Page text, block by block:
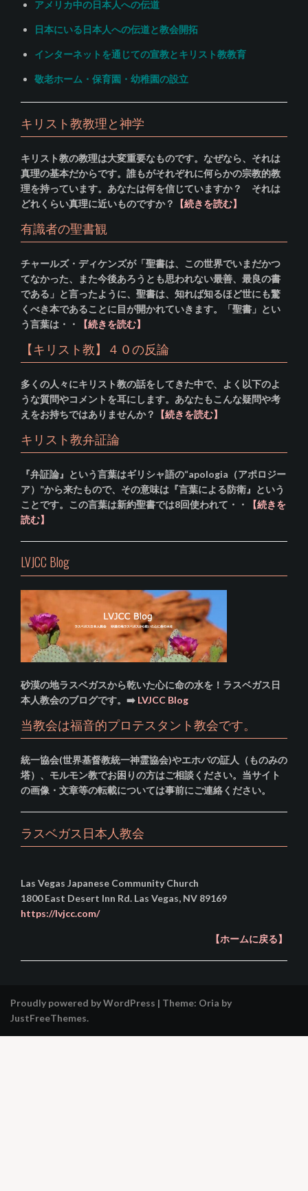
アメリカ中の日本人への伝道
日本にいる日本人への伝道と教会開拓
インターネットを通じての宣教とキリスト教教育
敬老ホーム・保育園・幼稚園の設立
キリスト教教理と神学
キリスト教の教理は大変重要なものです。なぜなら、それは
真理の基本だからです。誰もがそれぞれに何らかの宗教的教
理を持っています。あなたは何を信じていますか？ それは
どれくらい真理に近いものですか？
【続きを読む】
有識者の聖書観
チャールズ・ディケンズが「聖書は、この世界でいまだかつ
てなかった、また今後あろうとも思われない最善、最良の書
である」と言ったように、聖書は、知れば知るほど世にも驚
くべき本であることに目が開かれていきます。「聖書」とい
う言葉は・・
【続きを読む】
【キリスト教】４０の反論
多くの人々にキリスト教の話をしてきた中で、よく以下のよ
うな質問やコメントを耳にします。あなたもこんな疑問や考
えをお持ちではありませんか？
【続きを読む】
キリスト教弁証論
『弁証論』という言葉はギリシャ語の“apologia（アポロジー
ア）”から来たもので、その意味は『言葉による防衛』という
ことです。この言葉は新約聖書では8回使われて・・
【続きを
読む】
LVJCC Blog
砂漠の地ラスベガスから乾いた心に命の水を！ラスベガス日
本人教会のブログです。➡️ LVJCC Blog
当教会は福音的プロテスタント教会です。
統一協会(世界基督教統一神霊協会)やエホバの証人（ものみの
塔）、モルモン教でお困りの方はご相談ください。当サイト
の画像・文章等の転載については事前にご連絡ください。
ラスベガス日本人教会
Las Vegas Japanese Community Church
1800 East Desert Inn Rd. Las Vegas, NV 89169
https://lvjcc.com/
【ホームに戻る】
Proudly powered by WordPress | Theme: Oria by
JustFreeThemes.